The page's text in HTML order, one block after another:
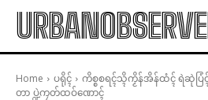
Home ပရိုၚ်
ကိစ္စစရၚ်သ္ၚိကၟိန်အိန်ထံၚ် ရဲဆုဲပြံၚ်ဂှ်
တာ ပ္ဍဲကၠတ်ထဝ်ဏောၚ်